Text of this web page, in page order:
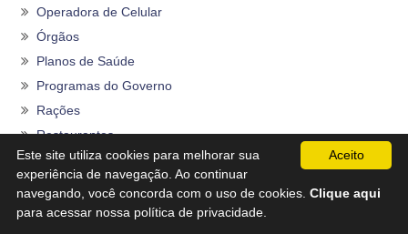
Operadora de Celular
Órgãos
Planos de Saúde
Programas do Governo
Rações
Restaurantes
Seguros
Sites
Aceito
Este site utiliza cookies para melhorar sua
experiência de navegação. Ao continuar
navegando, você concorda com o uso de cookies. Clique aqui
para acessar nossa política de privacidade.